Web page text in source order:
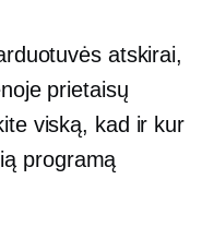
atskirai,
prietaisų
viską, kad ir kur
programą